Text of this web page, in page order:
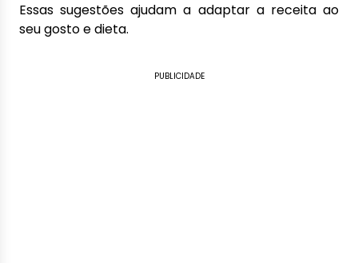
Essas sugestões ajudam a adaptar a receita ao
seu gosto e dieta.
PUBLICIDADE